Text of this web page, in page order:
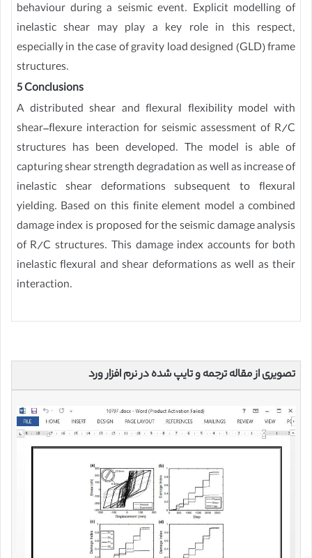
behaviour during a seismic event. Explicit modelling of
inelastic shear may play a key role in this respect,
especially in the case of gravity load designed (GLD) frame
structures.
5 Conclusions
A distributed shear and flexural flexibility model with
shear–flexure interaction for seismic assessment of R/C
structures has been developed. The model is able of
capturing shear strength degradation as well as increase of
inelastic shear deformations subsequent to flexural
yielding. Based on this finite element model a combined
damage index is proposed for the seismic damage analysis
of R/C structures. This damage index accounts for both
inelastic flexural and shear deformations as well as their
interaction.
تصویری از مقاله ترجمه و تایپ شده در نرم افزار ورد